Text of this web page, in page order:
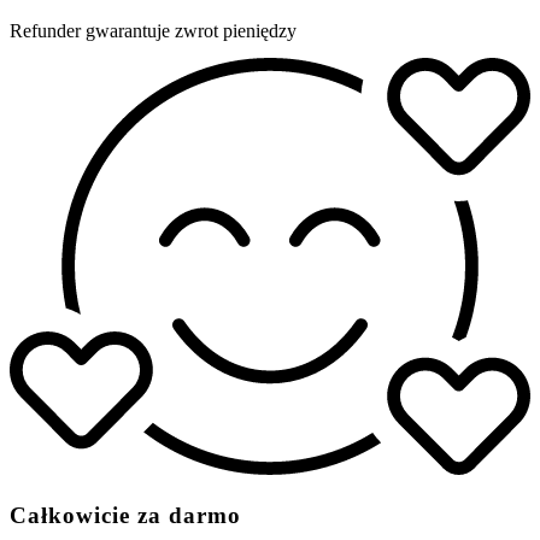
Refunder gwarantuje zwrot pieniędzy
Całkowicie za darmo